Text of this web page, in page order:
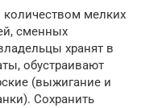
мелких
сменных
хранят в
обустраивают
(выжигание и
Сохранить